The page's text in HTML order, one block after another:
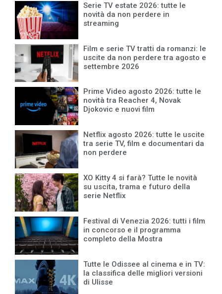
Serie TV estate 2026: tutte le
novità da non perdere in
streaming
Film e serie TV tratti da romanzi: le
uscite da non perdere tra agosto e
settembre 2026
Prime Video agosto 2026: tutte le
novità tra Reacher 4, Novak
Djokovic e nuovi film
Netflix agosto 2026: tutte le uscite
tra serie TV, film e documentari da
non perdere
XO Kitty 4 si farà? Tutte le novità
su uscita, trama e futuro della
serie Netflix
Festival di Venezia 2026: tutti i film
in concorso e il programma
completo della Mostra
Tutte le Odissee al cinema e in TV:
la classifica delle migliori versioni
di Ulisse